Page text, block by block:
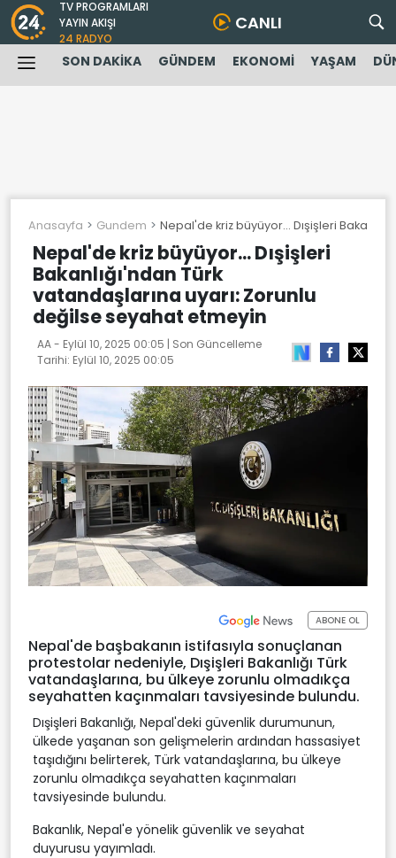
TV PROGRAMLARI
YAYIN AKIŞI
24 RADYO
CANLI
SON DAKİKA GÜNDEM EKONOMİ YAŞAM
Anasayfa Gundem Nepal'de kriz büyüyor... Dışişleri
Nepal'de kriz büyüyor... Dışişleri
Bakanlığı'ndan Türk
vatandaşlarına uyarı: Zorunlu
değilse seyahat etmeyin
AA - Eylül 10, 2025 00:05 | Son Güncelleme
Tarihi: Eylül 10, 2025 00:05
ABONE OL
Nepal'de başbakanın istifasıyla sonuçlanan
protestolar nedeniyle, Dışişleri Bakanlığı Türk
vatandaşlarına, bu ülkeye zorunlu olmadıkça
seyahatten kaçınmaları tavsiyesinde bulundu.
Dışişleri Bakanlığı, Nepal'deki güvenlik durumunun,
ülkede yaşanan son gelişmelerin ardından hassasiyet
taşıdığını belirterek, Türk vatandaşlarına, bu ülkeye
zorunlu olmadıkça seyahatten kaçınmaları
tavsiyesinde bulundu.
Bakanlık, Nepal'e yönelik güvenlik ve seyahat
duyurusu yayımladı.